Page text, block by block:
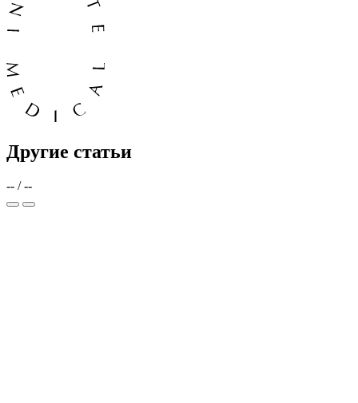
Другие статьи
-- / --